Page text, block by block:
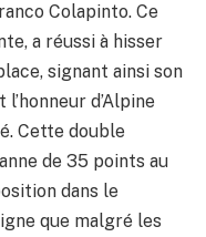
Colapinto. Ce
a réussi à hisser
signant ainsi son
d’Alpine
Cette double
de 35 points au
dans le
que malgré les